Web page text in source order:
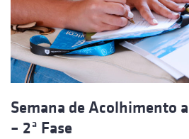
Semana de Acolhimento
– 2ª Fase